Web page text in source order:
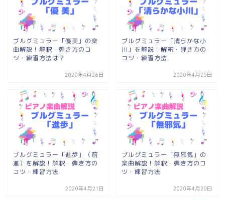
ブルグミュラー「優美」の楽
曲解説！解釈・弾き方のコ
ツ・練習方法は？
2020年4月26日
ブルグミュラー「清らかな小
川」を解説！解釈・弾き方の
コツ・練習方法
2020年4月25日
ブルグミュラー「進歩」（前
進）を解説！解釈・弾き方の
コツ・練習方法
2020年4月21日
ブルグミュラー「無邪気」の
楽曲解説！解釈・弾き方のコ
ツ・練習方法
2020年4月20日